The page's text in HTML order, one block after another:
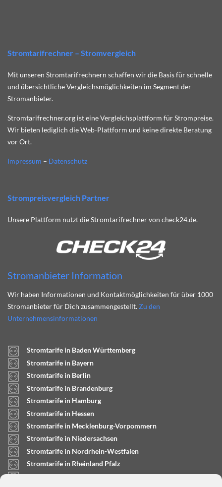
Stromtarifrechner – Stromvergleich
Mit unseren Stromtarifrechnern schaffen wir die Basis für schnelle
und übersichtliche Vergleichsmöglichkeiten im Segment der
Stromanbieter.
Stromtarifrechner.org ist eine Vergleichsplattform für Strompreise.
Wir bieten lediglich die Web-Plattform und keine direkte Beratung
vor Ort.
Impressum – Datenschutz
Strompreisvergleich Partner
Unsere Plattform nutzt die Stromtarifrechner von check24.de.
Stromanbieter Information
Wir haben Informationen und Kontaktmöglichkeiten für über 1000
Stromanbieter für Dich zusammengestellt. Zu den
Unternehmensinformationen
Stromtarife in Baden Württemberg
Stromtarife in Bayern
Stromtarife in Berlin
Stromtarife in Brandenburg
Stromtarife in Hamburg
Stromtarife in Hessen
Stromtarife in Mecklenburg-Vorpommern
Stromtarife in Niedersachsen
Stromtarife in Nordrhein-Westfalen
Stromtarife in Rheinland Pfalz
Stromtarife in Saarland